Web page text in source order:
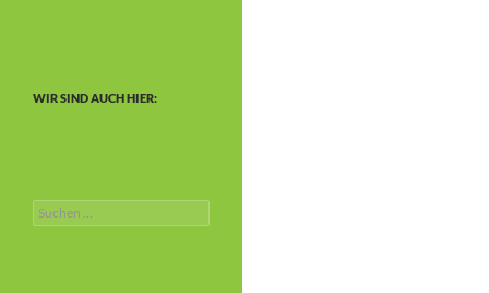
WIR SIND AUCH HIER:
Suchen
nach: